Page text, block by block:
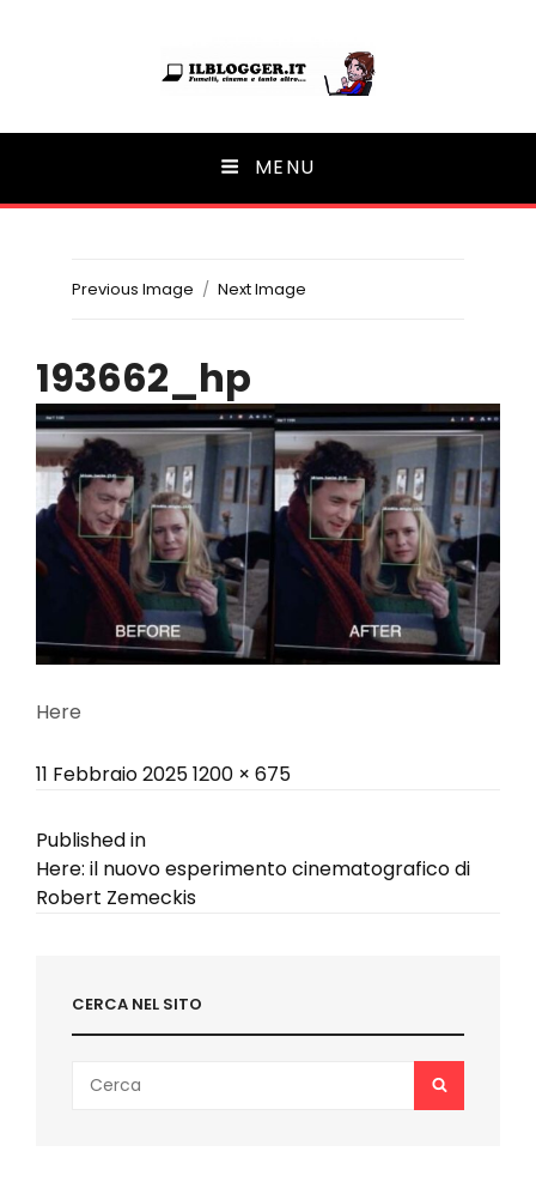
Ilblogger.it
Il portalino di blog | MENU
Previous Image Next Image
193662_hp
Here
Posted
11 Febbraio 2025Full
1200 × 675
Navigazione
articoli
Published in
Here: il nuovo esperimento cinematografico di
Robert Zemeckis
CERCA NEL SITO
for:
SEARCH